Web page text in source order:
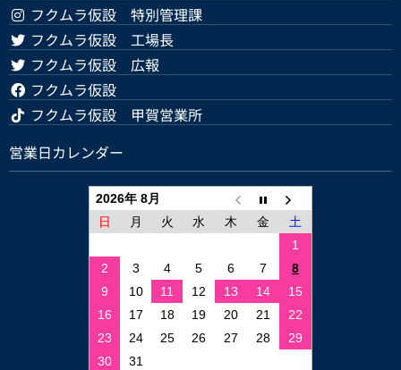
フクムラ仮設 特別管理課
フクムラ仮設 工場長
フクムラ仮設 広報
フクムラ仮設
フクムラ仮設 甲賀営業所
営業日カレンダー
2026年 8月
日
月 火 水 木 金
土
1
2
3 4 5 6 7
8
9
10 11 12 13 14
15
16
17 18 19 20 21
22
23
24 25 26 27 28
29
30
31